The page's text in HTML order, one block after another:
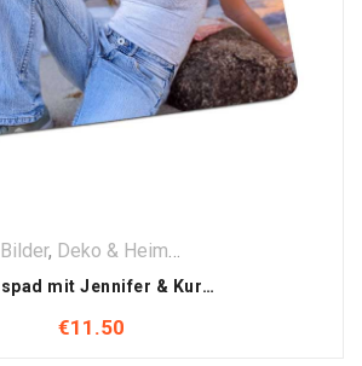
Bilder, Deko & Heim,Smartphone &
Mauspad mit Jennifer & Kurt Elsasser Motiv
€11.50